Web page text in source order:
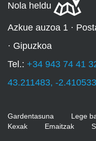
Nola heldu
Azkue auzoa 1 ·
· Gipuzkoa
Tel.: +34 943 74 41
43.211483, -2.410533
Gardentasuna Lege
Kexak
Emaitzak